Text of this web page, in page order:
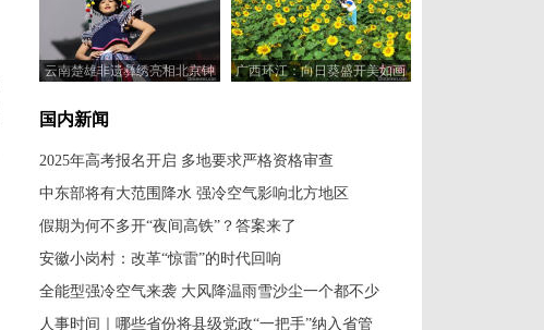
云南楚雄非遗彝绣亮相北京钟
广西环江：向日葵盛开美如画
国内新闻
2025年高考报名开启 多地要求严格资格审查
中东部将有大范围降水 强冷空气影响北方地区
假期为何不多开“夜间高铁”？答案来了
安徽小岗村：改革“惊雷”的时代回响
全能型强冷空气来袭 大风降温雨雪沙尘一个都不少
人事时间｜哪些省份将县级党政“一把手”纳入省管